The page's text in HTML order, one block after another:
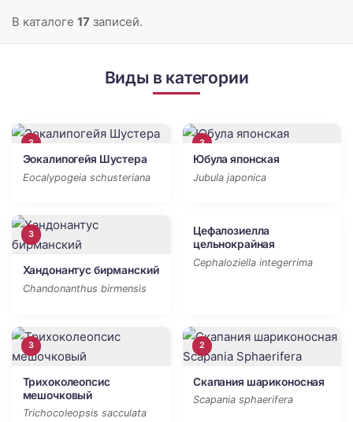
В каталоге 17 записей.
Виды в категории
3
Эокалипогейя Шустера
Eocalypogeia schusteriana
3
Юбула японская
Jubula japonica
3
Хандонантус бирманский
Chandonanthus birmensis
2
Цефалозиелла
цельнокрайная
Cephaloziella integerrima
3
Трихоколеопсис
мешочковый
Trichocoleopsis sacculata
2
Скапания шариконосная
Scapania sphaerifera